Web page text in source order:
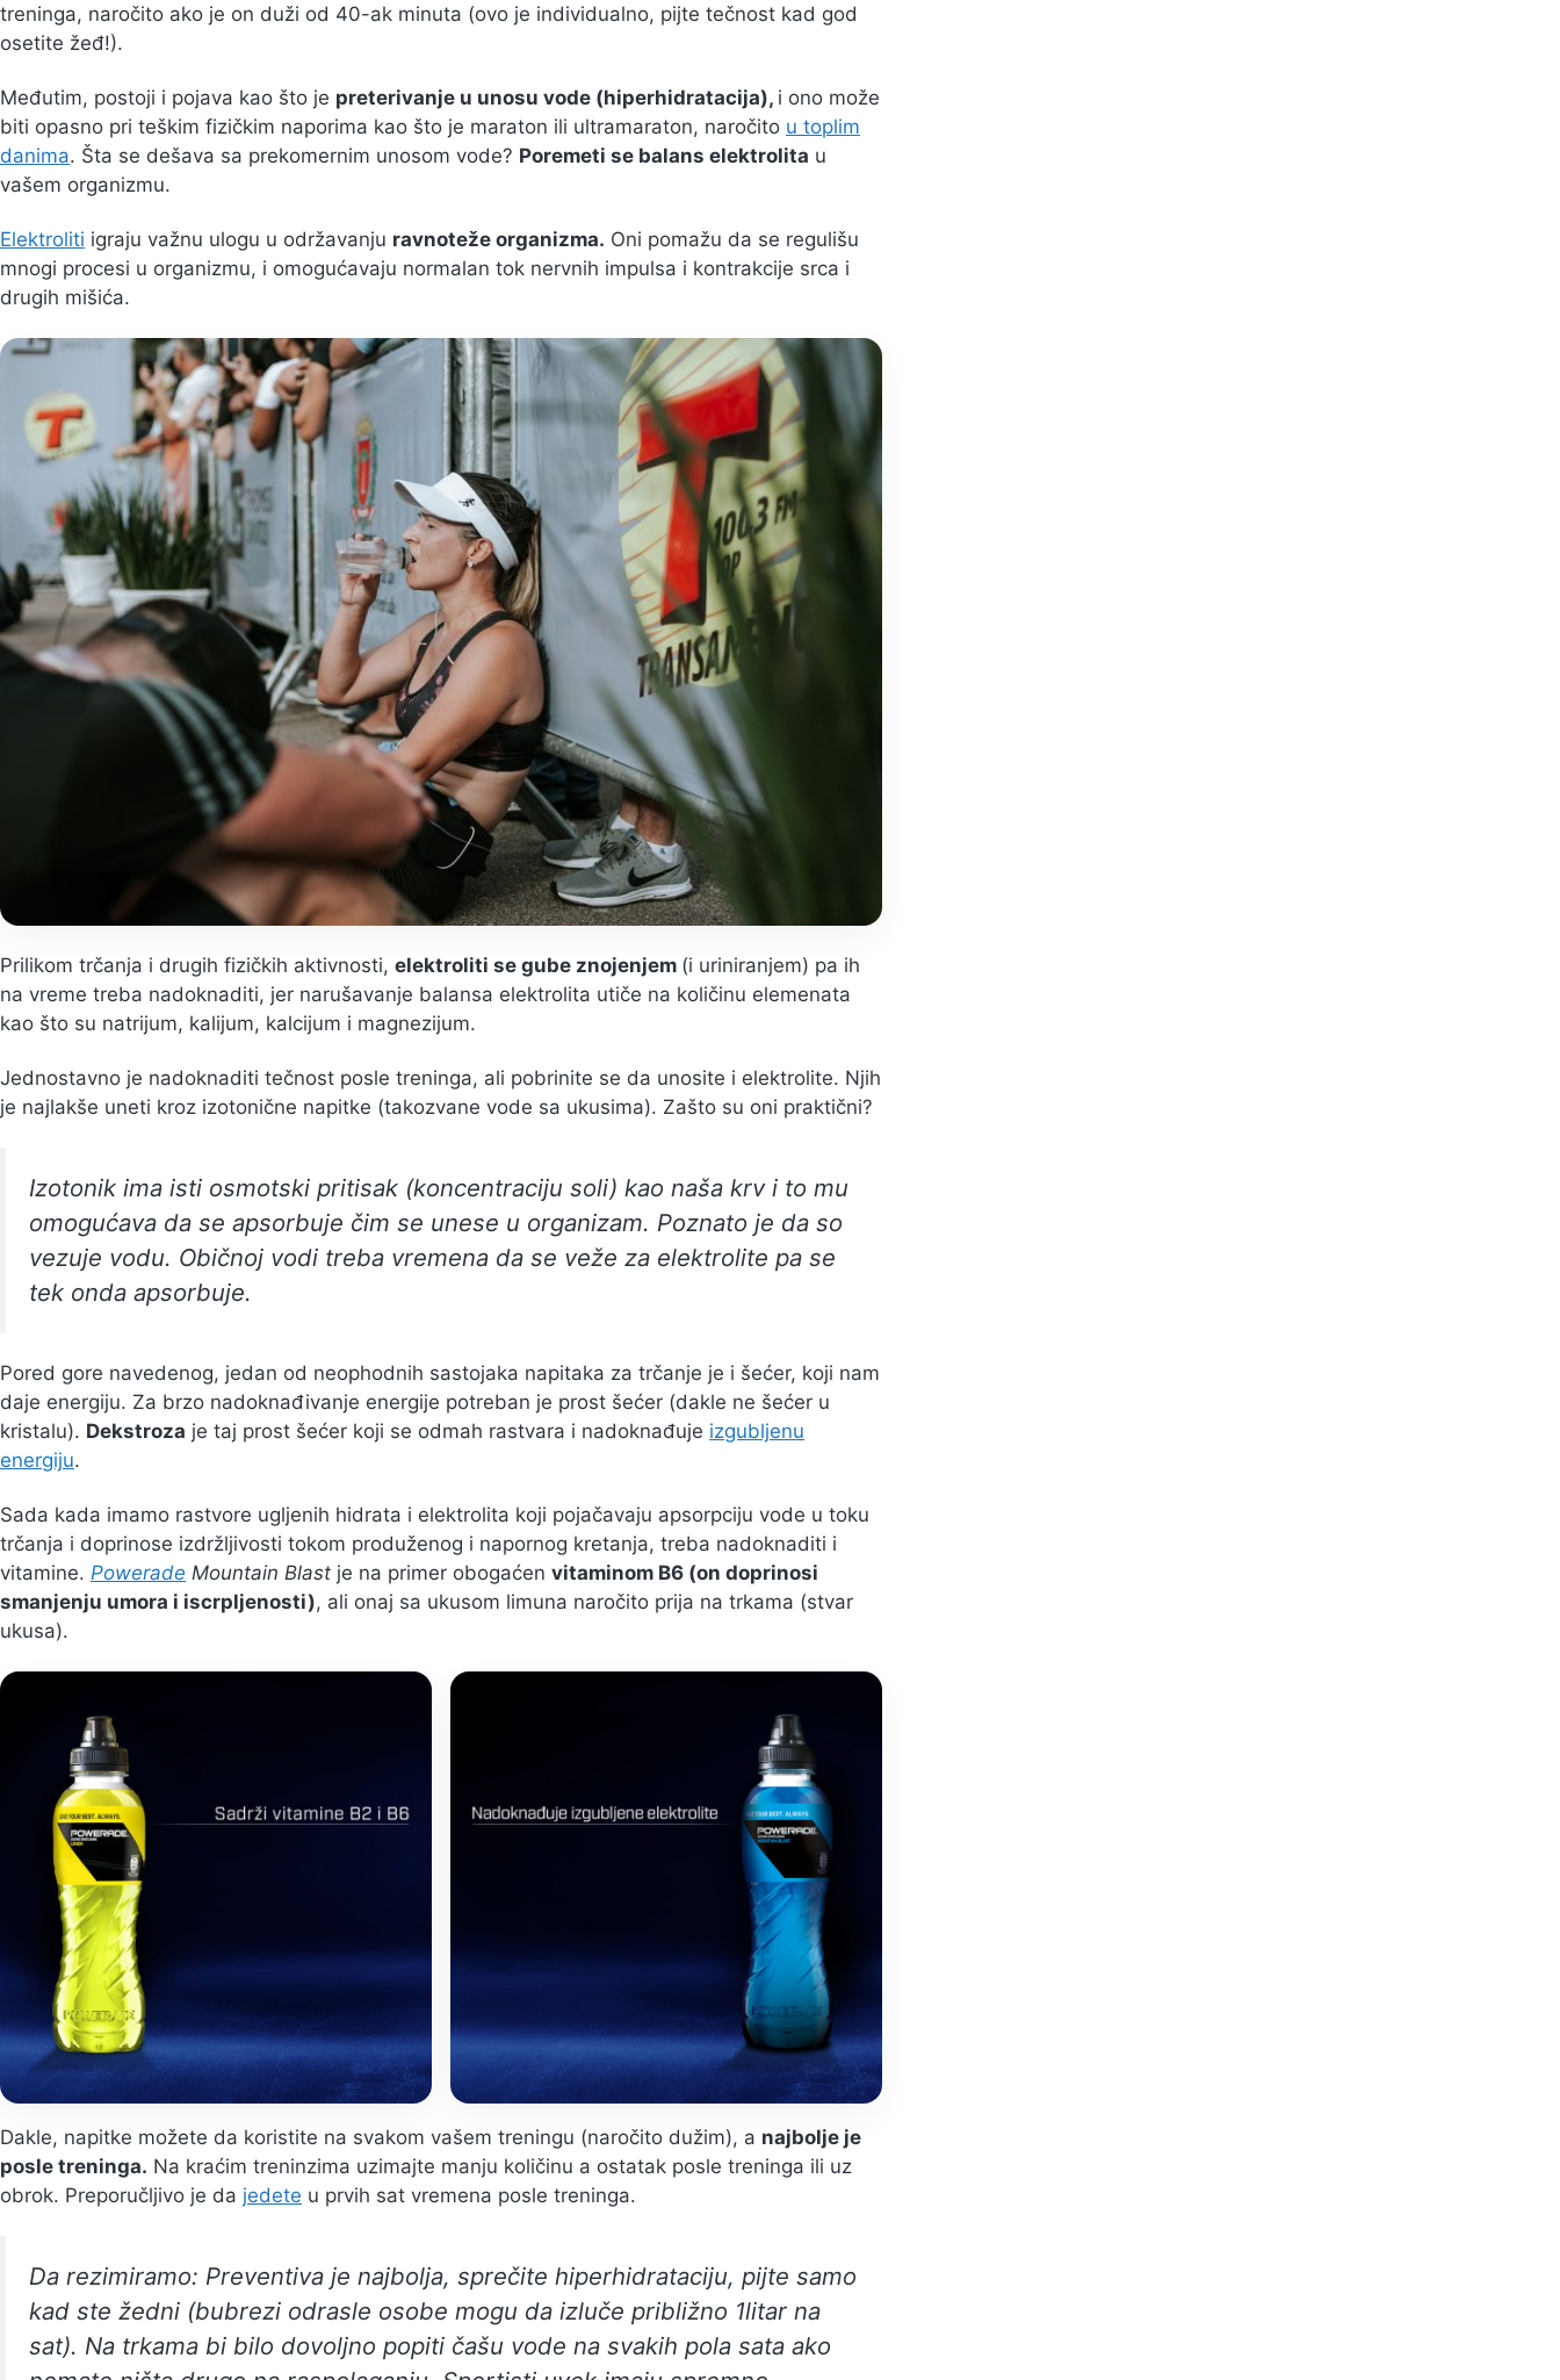
treninga, naročito ako je on duži od 40-ak minuta (ovo je individualno, pijte tečnost kad god
osetite žeđ!).
Međutim, postoji i pojava kao što je preterivanje u unosu vode (hiperhidratacija), i ono može
biti opasno pri teškim fizičkim naporima kao što je maraton ili ultramaraton, naročito u toplim
danima. Šta se dešava sa prekomernim unosom vode? Poremeti se balans elektrolita u
vašem organizmu.
Elektroliti igraju važnu ulogu u održavanju ravnoteže organizma. Oni pomažu da se regulišu
mnogi procesi u organizmu, i omogućavaju normalan tok nervnih impulsa i kontrakcije srca i
drugih mišića.
Prilikom trčanja i drugih fizičkih aktivnosti, elektroliti se gube znojenjem (i uriniranjem) pa ih
na vreme treba nadoknaditi, jer narušavanje balansa elektrolita utiče na količinu elemenata
kao što su natrijum, kalijum, kalcijum i magnezijum.
Jednostavno je nadoknaditi tečnost posle treninga, ali pobrinite se da unosite i elektrolite. Njih
je najlakše uneti kroz izotonične napitke (takozvane vode sa ukusima). Zašto su oni praktični?
Izotonik ima isti osmotski pritisak (koncentraciju soli) kao naša krv i to mu
omogućava da se apsorbuje čim se unese u organizam. Poznato je da so
vezuje vodu. Običnoj vodi treba vremena da se veže za elektrolite pa se
tek onda apsorbuje.
Pored gore navedenog, jedan od neophodnih sastojaka napitaka za trčanje je i šećer, koji nam
daje energiju. Za brzo nadoknađivanje energije potreban je prost šećer (dakle ne šećer u
kristalu). Dekstroza je taj prost šećer koji se odmah rastvara i nadoknađuje izgubljenu
energiju.
Sada kada imamo rastvore ugljenih hidrata i elektrolita koji pojačavaju apsorpciju vode u toku
trčanja i doprinose izdržljivosti tokom produženog i napornog kretanja, treba nadoknaditi i
vitamine. Powerade Mountain Blast je na primer obogaćen vitaminom B6 (on doprinosi
smanjenju umora i iscrpljenosti), ali onaj sa ukusom limuna naročito prija na trkama (stvar
ukusa).
Dakle, napitke možete da koristite na svakom vašem treningu (naročito dužim), a najbolje je
posle treninga. Na kraćim treninzima uzimajte manju količinu a ostatak posle treninga ili uz
obrok. Preporučljivo je da jedete u prvih sat vremena posle treninga.
Da rezimiramo: Preventiva je najbolja, sprečite hiperhidrataciju, pijte samo
kad ste žedni (bubrezi odrasle osobe mogu da izluče približno 1litar na
sat). Na trkama bi bilo dovoljno popiti čašu vode na svakih pola sata ako